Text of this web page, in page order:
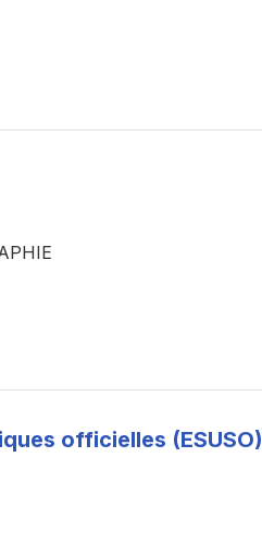
officielles (ESUSO)